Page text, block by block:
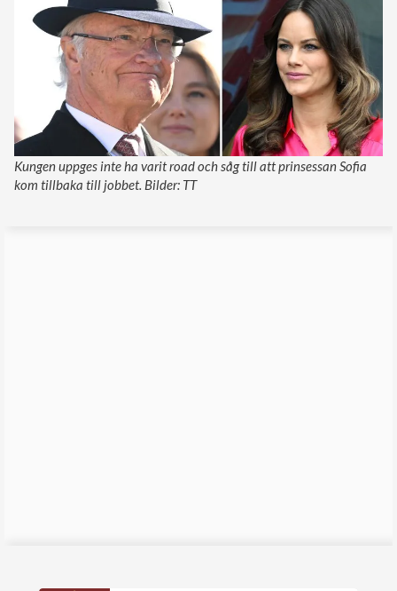
Kungen uppges inte ha varit road och såg till att prinsessan Sofia
kom tillbaka till jobbet. Bilder: TT